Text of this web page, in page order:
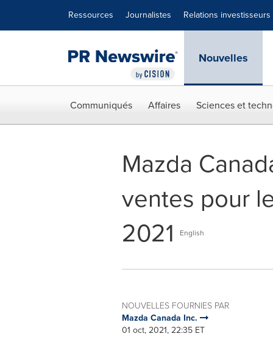
Ressources Journalistes Relations investisseurs
Nouvelles
Communiqués Affaires Sciences et
Mazda
ventes pour
2021
English
NOUVELLES FOURNIES PAR
Mazda Canada Inc.
01 oct, 2021, 22:35 ET